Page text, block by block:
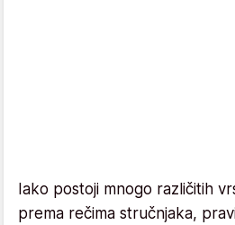
Iako postoji mnogo različitih
prema rečima stručnjaka,